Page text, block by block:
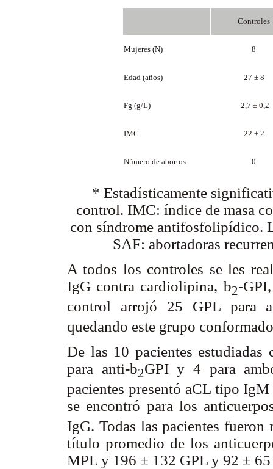
Controles
Mujeres (N) 8
Edad (años) 27 ± 8
Fg (g/L) 2,7 ± 0,2
IMC 22 ± 2
Número de abortos 0
* Estadísticamente
control. IMC: índice de masa
con síndrome antifosfolipídico.
SAF: abortadoras
A todos los controles se les
IgG contra cardiolipina, b2-
control arrojó 25 GPL para
quedando este grupo
De las 10 pacientes
para anti-b2GPI y 4 para
pacientes presentó aCL tipo
se encontró para los
IgG. Todas las pacientes
título promedio de los
MPL y 196 ± 132 GPL y 92 ±